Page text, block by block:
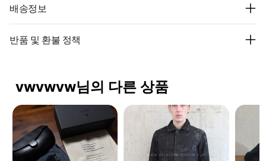
배송정보
반품 및 환불 정책
vwvwvw님의 다른 상품